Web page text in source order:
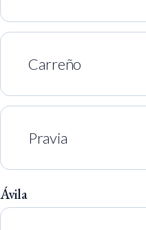
Carreño
Pravia
Ávila